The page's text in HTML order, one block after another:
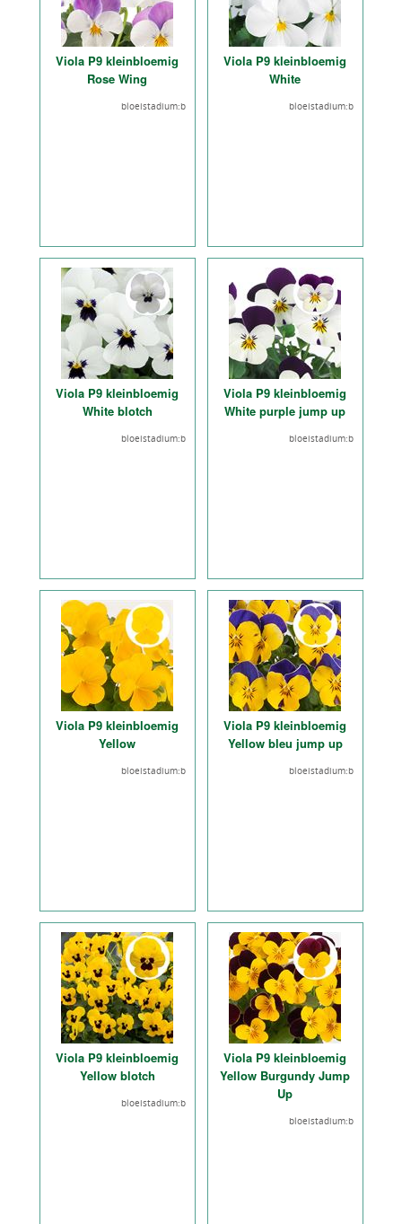
Viola P9 kleinbloemig
Rose Wing
bloeistadium:b
Viola P9 kleinbloemig
White
bloeistadium:b
Viola P9 kleinbloemig
White blotch
bloeistadium:b
Viola P9 kleinbloemig
White purple jump up
bloeistadium:b
Viola P9 kleinbloemig
Yellow
bloeistadium:b
Viola P9 kleinbloemig
Yellow bleu jump up
bloeistadium:b
Viola P9 kleinbloemig
Yellow blotch
bloeistadium:b
Viola P9 kleinbloemig
Yellow Burgundy Jump
Up
bloeistadium:b